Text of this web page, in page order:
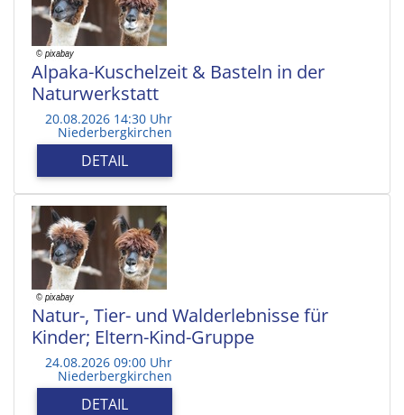
Alpaka-Kuschelzeit & Basteln in der
Naturwerkstatt
20.08.2026 14:30 Uhr
Niederbergkirchen
DETAIL
Natur-, Tier- und Walderlebnisse für
Kinder; Eltern-Kind-Gruppe
24.08.2026 09:00 Uhr
Niederbergkirchen
DETAIL